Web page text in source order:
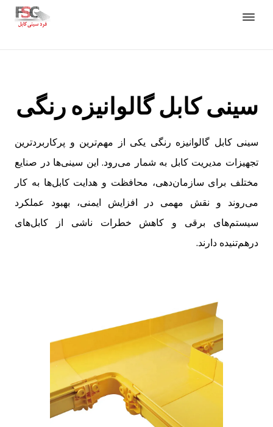
سینی کابل گالوانیزه رنگی
سینی کابل گالوانیزه رنگی یکی از مهم‌ترین و پرکاربردترین
تجهیزات مدیریت کابل به شمار می‌رود. این سینی‌ها در صنایع
مختلف برای سازمان‌دهی، محافظت و هدایت کابل‌ها به کار
می‌روند و نقش مهمی در افزایش ایمنی، بهبود عملکرد
سیستم‌های برقی و کاهش خطرات ناشی از کابل‌های
درهم‌تنیده دارند.